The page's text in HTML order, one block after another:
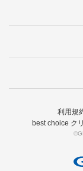
利用規
best choice ク